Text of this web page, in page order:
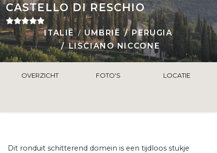
CASTELLO DI RESCHIO
ITALIË UMBRIË
PERUGIA
LISCIANO NICCONE
OVERZICHT FOTO'S LOCATIE
Dit ronduit schitterend domein is een tijdloos stukje